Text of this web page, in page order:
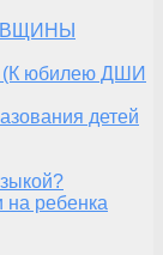
(К юбилею ДШИ
детей
на ребенка